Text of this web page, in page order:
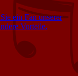
ein Fan unserer
Vorteile.